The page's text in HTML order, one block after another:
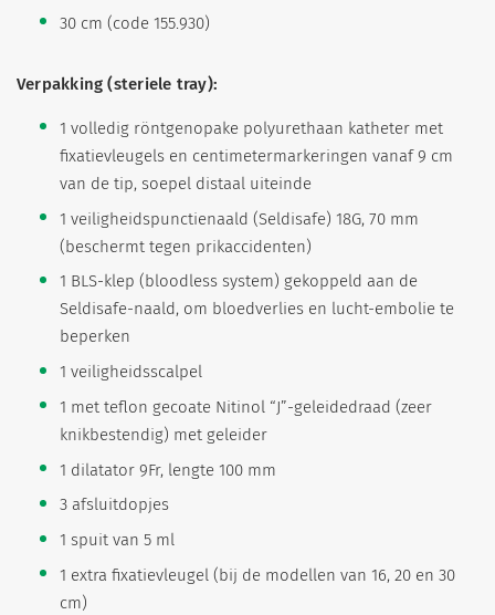
30 cm (code 155.930)
Verpakking (steriele tray):
1 volledig röntgenopake polyurethaan katheter met
fixatievleugels en centimetermarkeringen vanaf 9 cm
van de tip, soepel distaal uiteinde
1 veiligheidspunctienaald (Seldisafe) 18G, 70 mm
(beschermt tegen prikaccidenten)
1 BLS-klep (bloodless system) gekoppeld aan de
Seldisafe-naald, om bloedverlies en lucht-embolie te
beperken
1 veiligheidsscalpel
1 met teflon gecoate Nitinol “J”-geleidedraad (zeer
knikbestendig) met geleider
1 dilatator 9Fr, lengte 100 mm
3 afsluitdopjes
1 spuit van 5 ml
1 extra fixatievleugel (bij de modellen van 16, 20 en 30
cm)